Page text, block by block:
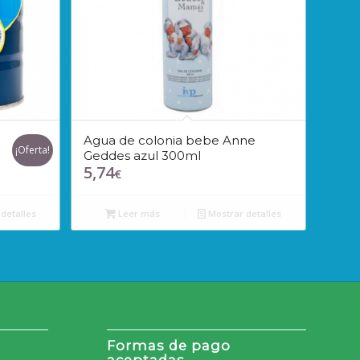
¡Oferta!
Agua de colonia bebe Anne
Geddes azul 300ml
5,74€
Leer más Mostrar detalles
Formas de pago